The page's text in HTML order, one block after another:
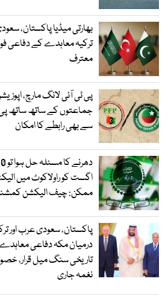
بھارتی میڈیا پاکستان،
ترکیہ معاہدے کے دفاعی
معترف
پی ٹی آئی لانگ مارچ،
جماعتوں کے ساتھ ساتھ
سے بھی رابطے کا امکان
اگست کو راولاکوٹ میں
ممکن: چیف الیکشن
پاکستان، سعودی عرب اور
درمیان مکہ دفاعی
تاریخی سنگ میل قرار،
نغمہ جاری